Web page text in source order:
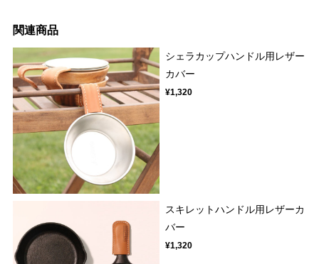
関連商品
シェラカップハンドル用レザー
カバー
¥1,320
スキレットハンドル用レザーカ
バー
¥1,320